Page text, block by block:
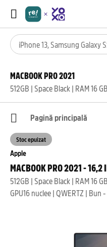
MACBOOK PRO 2021
Pagină principală
Apple
MACBOOK PRO 2021 - 16,2
512GB | Space Black | RAM 16
GPU16 nuclee | QWERTZ | Bun -
Stoc epuizat